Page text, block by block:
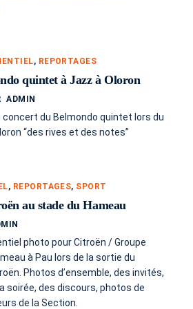
, REPORTAGES
quintet à Jazz à Oloron
ADMIN
du Belmondo quintet lors du
“des rives et des notes”
, REPORTAGES, SPORT
au stade du Hameau
photo pour Citroën / Groupe
à Pau lors de la sortie du
Photos d’ensemble, des invités,
soirée, des discours, photos de
de la Section.